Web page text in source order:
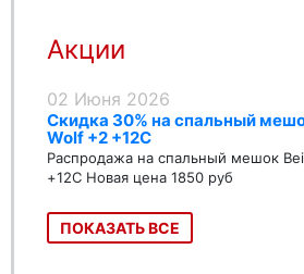
Акции
02 Июня 2026
Скидка 30% на спальный
Wolf +2 +12C
Распродажа на спальный мешок
+12C Новая цена 1850 руб
ПОКАЗАТЬ ВСЕ